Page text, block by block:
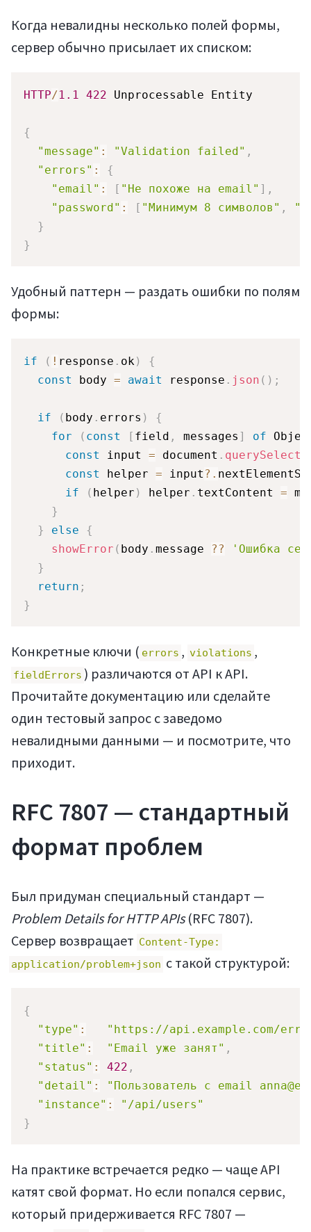
Статьи
Мануалы
Когда невалидны несколько полей формы,
сервер обычно присылает их списком:
HTTP/1.1 422 Unprocessable Entity
{
"message" : "Validation failed" ,
"errors" :
{
"email" : [ "Не похоже на email" ] ,
"password" : [ "Минимум 8 символов" ,
}
}
Удобный паттерн — раздать ошибки по полям
формы:
if ( ! response . ok)
{
const
body = await response . json ( ) ;
if ( body . errors )
{
for
( const [ field , messages ] of
const
input = document .
const
helper = input ?.
if
( helper ) helper . textContent =
}
}
else
{
showError ( body . message ??
'Ошибка
}
return ;
}
Конкретные ключи ( errors , violations ,
fieldErrors ) различаются от API к API.
Прочитайте документацию или сделайте
один тестовый запрос с заведомо
невалидными данными — и посмотрите, что
приходит.
RFC 7807 — стандартный
формат проблем
Был придуман специальный стандарт —
Problem Details for HTTP APIs(RFC 7807).
Сервер возвращает Content-Type:
application/problem+json с такой структурой:
{
"type" :
"https://api.example.com/
"title" : "Email уже занят" ,
"status" : 422 ,
"detail" :
"Пользователь с email
"instance" :
"/api/users"
}
На практике встречается редко — чаще API
катят свой формат. Но если попался сервис,
который придерживается RFC 7807 —